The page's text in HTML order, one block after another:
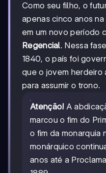
Como seu filho, o
apenas cinco anos
em um novo período
Regencial. Nessa
1840, o país foi
que o jovem herdeiro
para assumir o trono.
Atenção! A
marcou o fim do
o fim da monarquia
monárquico
anos até a